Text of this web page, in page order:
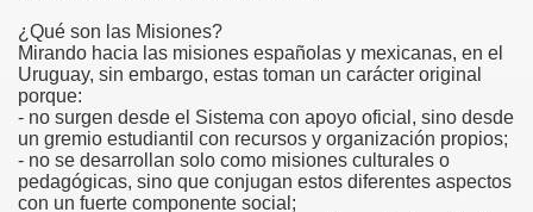
¿Qué son las Misiones?
Mirando hacia las misiones españolas y mexicanas, en el
Uruguay, sin embargo, estas toman un carácter original
porque:
- no surgen desde el Sistema con apoyo oficial, sino desde
un gremio estudiantil con recursos y organización propios;
- no se desarrollan solo como misiones culturales o
pedagógicas, sino que conjugan estos diferentes aspectos
con un fuerte componente social;
concurso
20 abril de 2015